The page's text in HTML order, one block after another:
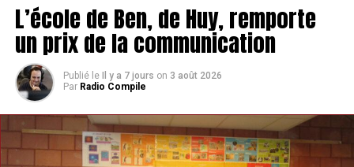
L’école de Ben, de Huy, remporte
un prix de la communication
Publié le Il y a 7 jours on 3 août 2026
Par Radio Compile